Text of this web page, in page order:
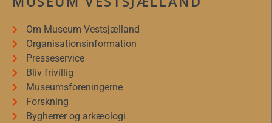
Om Museum Vestsjælland
Organisationsinformation
Presseservice
Bliv frivillig
Museumsforeningerne
Forskning
Bygherrer og arkæologi